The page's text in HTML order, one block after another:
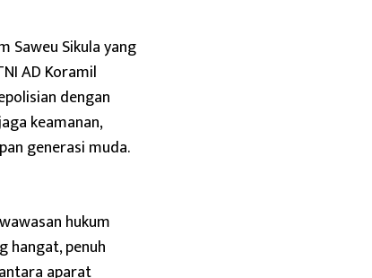
Saweu Sikula yang
AD Koramil
dengan
keamanan,
generasi muda.
hukum
hangat, penuh
aparat